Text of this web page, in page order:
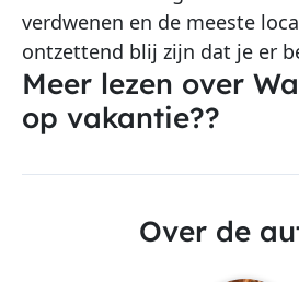
verdwenen en de meeste
ontzettend blij zijn dat je er
Meer lezen over
op vakantie??
Over de